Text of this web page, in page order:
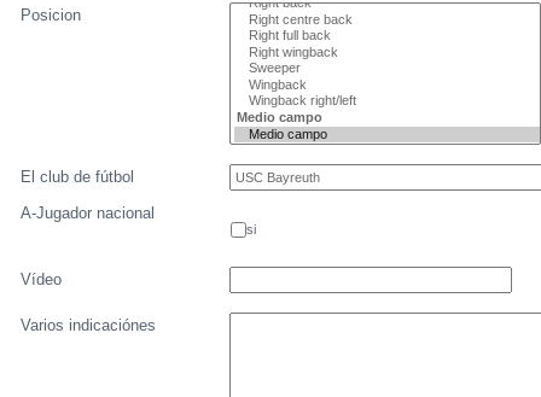
Posicion
El club de fútbol
A-Jugador nacional
si
Vídeo
Varios indicaciónes